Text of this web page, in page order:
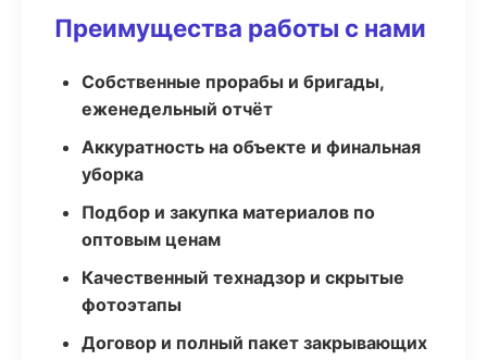
Преимущества работы с нами
Собственные прорабы и бригады,
еженедельный отчёт
Аккуратность на объекте и финальная
уборка
Подбор и закупка материалов по
оптовым ценам
Качественный технадзор и скрытые
фотоэтапы
Договор и полный пакет закрывающих